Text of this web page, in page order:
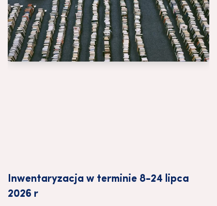
Inwentaryzacja w terminie 8-24 lipca
2026 r